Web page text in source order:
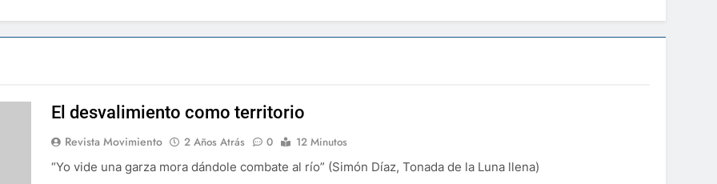
El desvalimiento como territorio
Revista Movimiento 2 Años Atrás 0
12 Minutos
“Yo vide una garza mora dándole combate al río” (Simón Díaz, Tonada de la Luna llena)